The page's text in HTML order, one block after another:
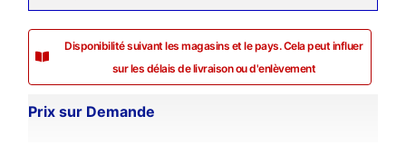
Disponibilité suivant les magasins et le pays. Cela peut influer
sur les délais de livraison ou d'enlèvement
Prix sur Demande